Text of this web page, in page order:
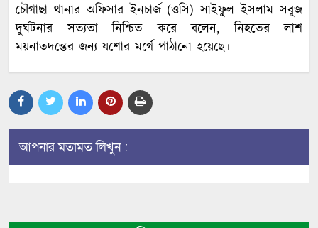
চৌগাছা থানার অফিসার ইনচার্জ (ওসি) সাইফুল ইসলাম সবুজ
দুর্ঘটনার সত্যতা নিশ্চিত করে বলেন, নিহতের লাশ
ময়নাতদন্তের জন্য যশোর মর্গে পাঠানো হয়েছে।
আপনার মতামত লিখুন :